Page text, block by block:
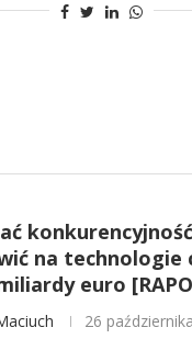
na technologie
euro
26